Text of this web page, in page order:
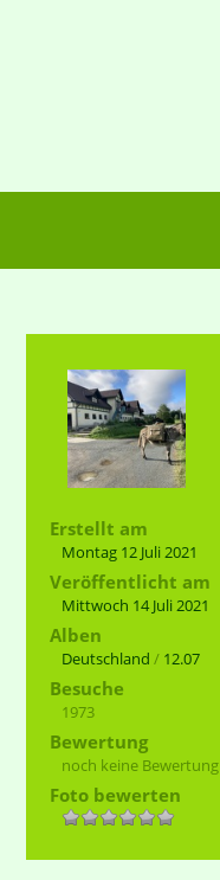
Erstellt am
Montag 12 Juli 2021
Veröffentlicht am
Mittwoch 14 Juli 2021
Alben
Deutschland / 12.07
Besuche
1973
Bewertung
noch keine Bewertung
Foto bewerten